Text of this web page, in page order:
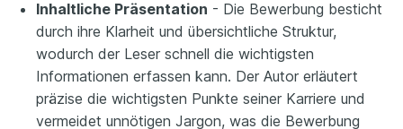
Inhaltliche Präsentation - Die Bewerbung besticht
durch ihre Klarheit und übersichtliche Struktur,
wodurch der Leser schnell die wichtigsten
Informationen erfassen kann. Der Autor erläutert
präzise die wichtigsten Punkte seiner Karriere und
vermeidet unnötigen Jargon, was die Bewerbung